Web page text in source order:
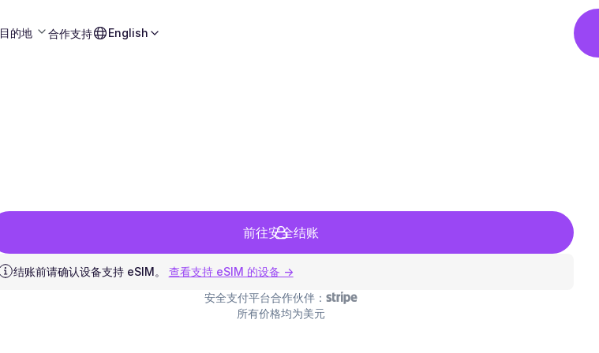
目的地 合作支持 English
前往安全结账
结账前请确认设备支持 eSIM。
查看支持 eSIM 的设备 →
安全支付平台合作伙伴：
所有价格均为美元